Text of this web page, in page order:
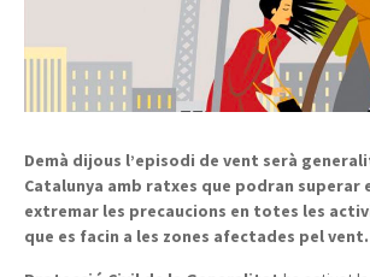
Demà dijous l’episodi de vent serà
Catalunya amb ratxes que podran superar
extremar les precaucions en totes les
que es facin a les zones afectades pel vent.